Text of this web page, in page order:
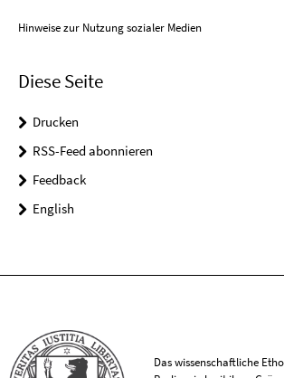
Hinweise zur Nutzung sozialer Medien
Diese Seite
Drucken
RSS-Feed abonnieren
Feedback
English
Das wissenschaftliche